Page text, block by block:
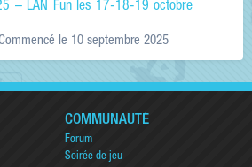
– LAN Fun les 17-18-19 octobre
le 10 septembre 2025
COMMUNAUTÉ
Forum
Soirée de jeu